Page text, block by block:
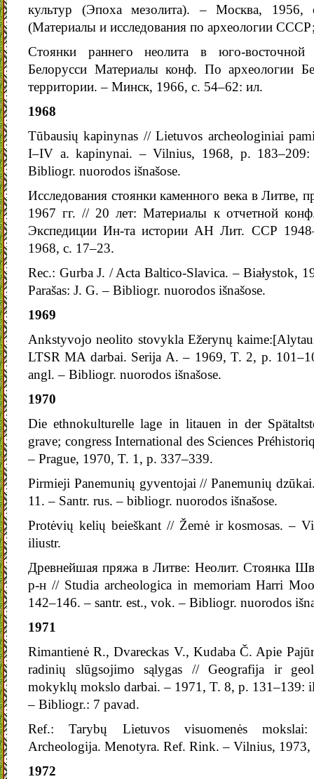
культур (Эпоха мезолита). – Москва, 1956,
(Материалы и исследования по археологии
Стоянки раннего неолитa в юго-
Белорусси Материалы конф. По археологии
территории. – Минск, 1966, с. 54–62: ил.
1968
Tūbausių kapinynas // Lietuvos archeologiniai
I–IV a. kapinynai. – Vilnius, 1968, p.
Bibliogr. nuorodos išnašose.
Исследования стоянки каменного века в Литве,
1967 гг. // 20 лет: Материалы к отчетной
Экспедиции Ин-та истории АН Лит. ССР
1968, с. 17–23.
Rec.: Gurba J. / Acta Baltico-Slavica. – Białystok,
Parašas: J. G. – Bibliogr. nuorodos išnašose.
1969
Ankstyvojo neolito stovykla Ežerynų
LTSR MA darbai. Serija A. – 1969, T. 2, p.
angl. – Bibliogr. nuorodos išnašose.
1970
Die ethnokulturelle lage in litauen in der
grave; congress International des Sciences
– Prague, 1970, T. 1, p. 337–339.
Pirmieji Panemunių gyventojai // Panemunių
11. – Santr. rus. – bibliogr. nuorodos išnašose.
Protėvių kelių beieškant // Žemė ir kosmosas. –
iliustr.
Древнейшая пряжа в Литве: Неолит. Стоянка
р-н // Studia archeologica in memoriam Harri
142–146. – santr. est., vok. – Bibliogr. nuorodos
1971
Rimantienė R., Dvareckas V., Kudaba Č. Apie
radinių slūgsojimo sąlygas // Geografija ir
mokyklų mokslo darbai. – 1971, T. 8, p. 131–139:
– Bibliogr.: 7 pavad.
Ref.: Tarybų Lietuvos visuomenės
Archeologija. Menotyra. Ref. Rink. – Vilnius,
1972